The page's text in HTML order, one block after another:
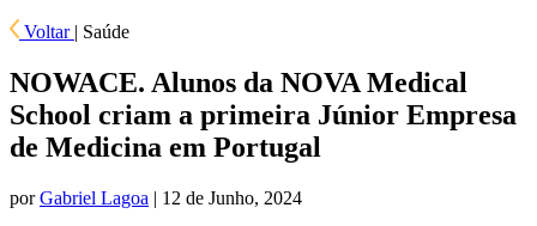
Voltar | Saúde
NOWACE. Alunos da NOVA Medical
School criam a primeira Júnior Empresa
de Medicina em Portugal
porGabriel Lagoa | 12 de Junho, 2024